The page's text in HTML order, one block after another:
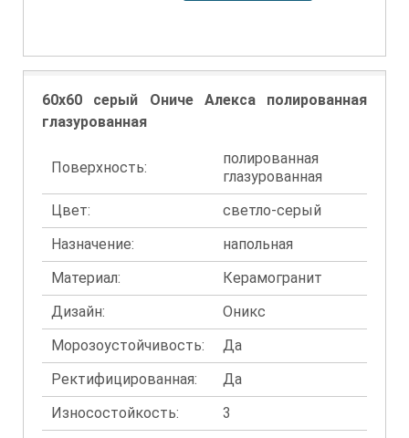
60x60 серый Ониче Алекса полированная
глазурованная
Поверхность:
полированная
глазурованная
Цвет:
светло-серый
Назначение:
напольная
Материал:
Керамогранит
Дизайн:
Оникс
Морозоустойчивость:
Да
Ректифицированная:
Да
Износостойкость:
3